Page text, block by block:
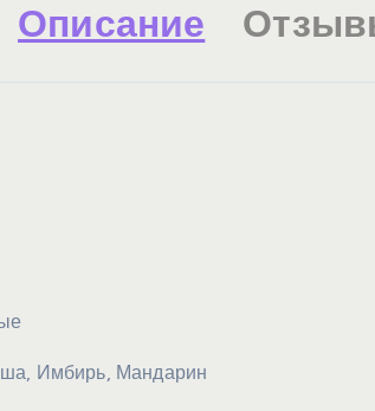
Описание
Имбирь, Мандарин